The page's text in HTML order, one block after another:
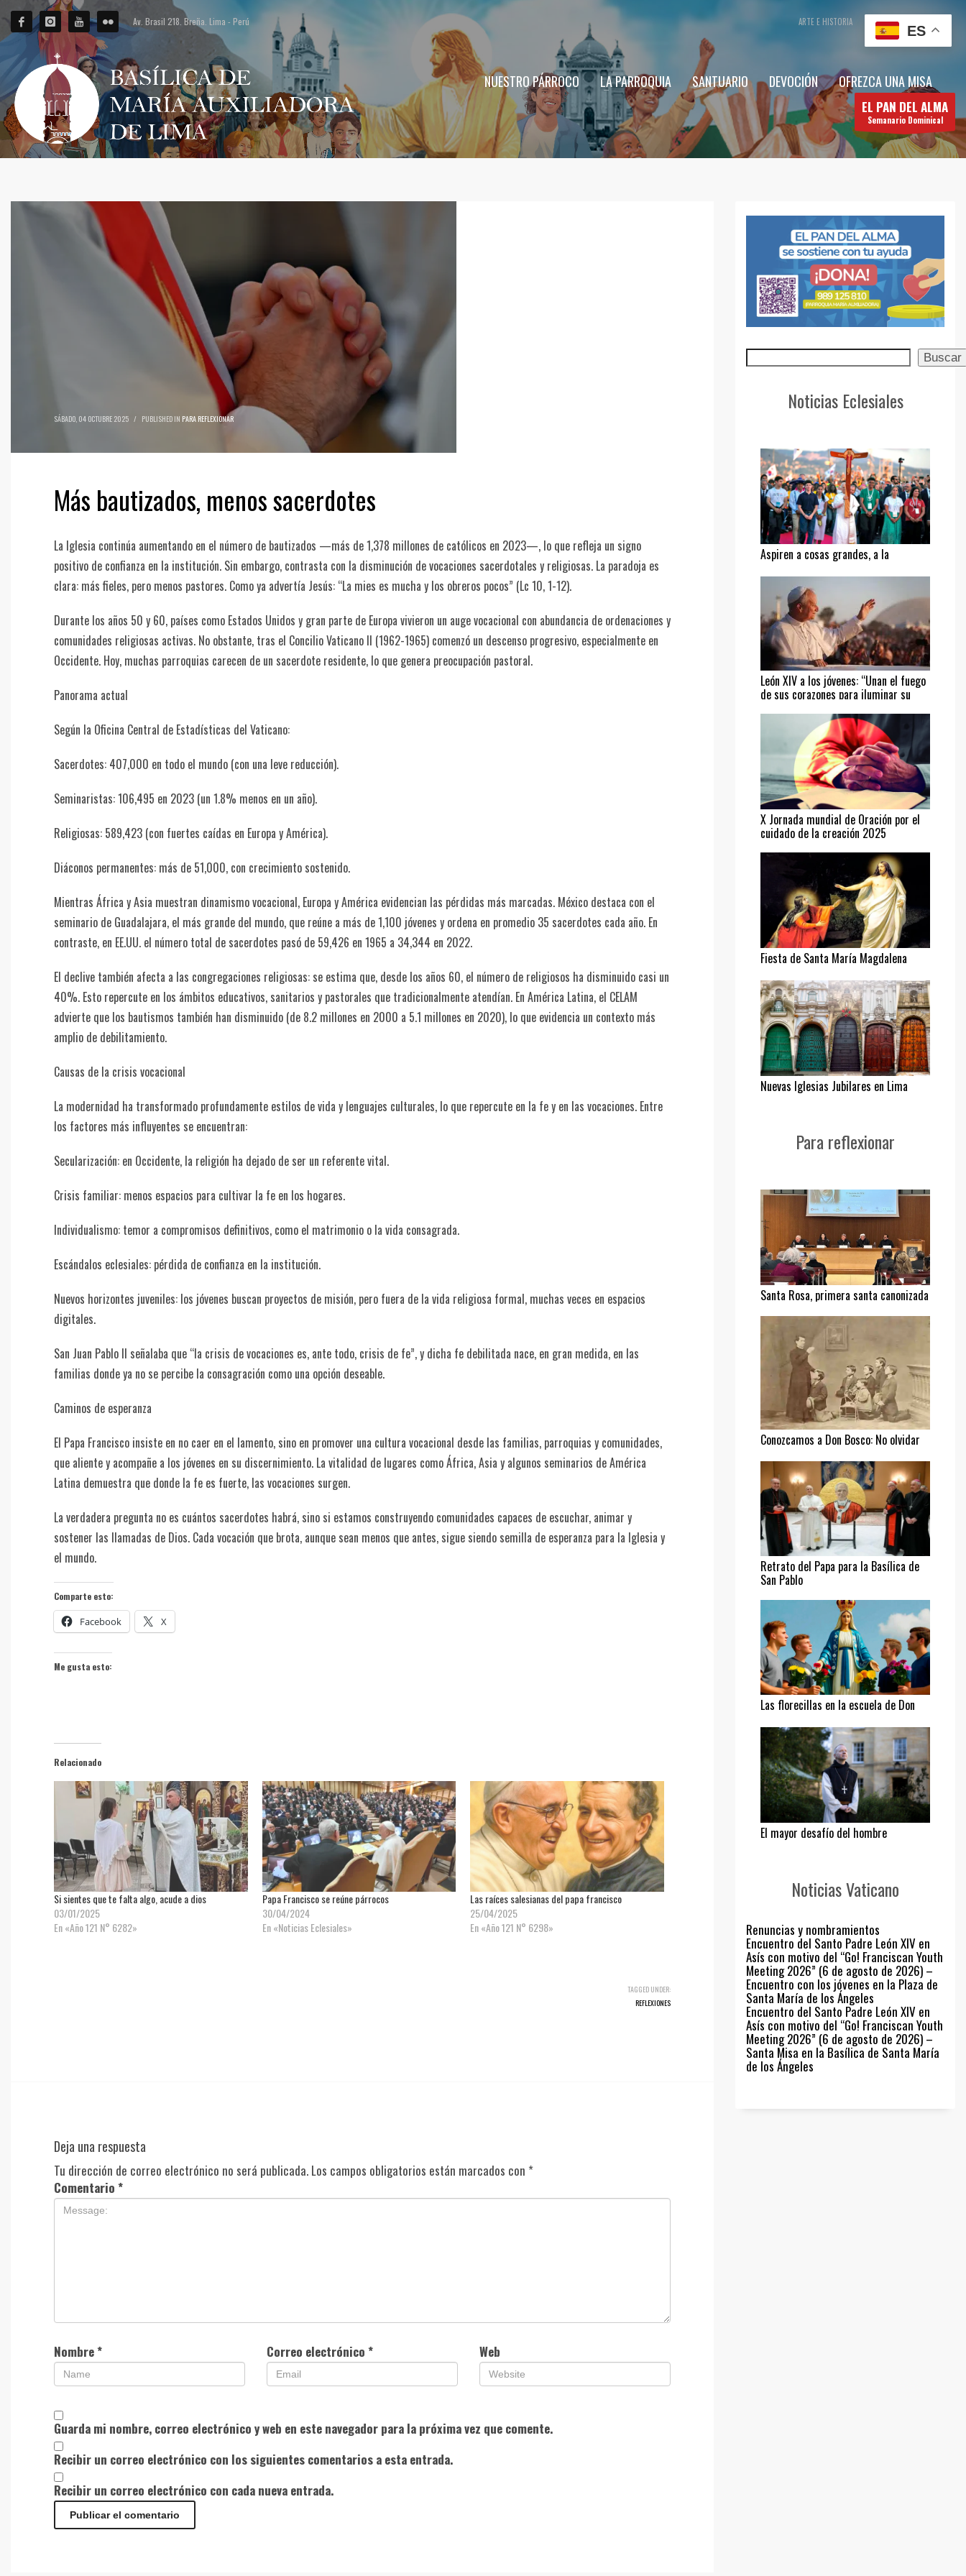
Av. Brasil 218. Breña. Lima - Perú ARTE E HISTORIA CONTÁCTENOS
NUESTRO PÁRROCO LA PARROQUIA SANTUARIO DEVOCIÓN OFREZCA UNA MISA
EL PAN DEL ALMA
Semanario Dominical
SÁBADO, 04 OCTUBRE 2025 / PUBLISHED IN PARA REFLEXIONAR
Más bautizados, menos sacerdotes
La Iglesia continúa aumentando en el número de bautizados —más de 1,378 millones de católicos en 2023—, lo que refleja un signo
positivo de confianza en la institución. Sin embargo, contrasta con la disminución de vocaciones sacerdotales y religiosas. La paradoja es
clara: más fieles, pero menos pastores. Como ya advertía Jesús: “La mies es mucha y los obreros pocos” (Lc 10, 1-12).
Durante los años 50 y 60, países como Estados Unidos y gran parte de Europa vivieron un auge vocacional con abundancia de ordenaciones y
comunidades religiosas activas. No obstante, tras el Concilio Vaticano II (1962-1965) comenzó un descenso progresivo, especialmente en
Occidente. Hoy, muchas parroquias carecen de un sacerdote residente, lo que genera preocupación pastoral.
Panorama actual
Según la Oficina Central de Estadísticas del Vaticano:
Sacerdotes: 407,000 en todo el mundo (con una leve reducción).
Seminaristas: 106,495 en 2023 (un 1.8% menos en un año).
Religiosas: 589,423 (con fuertes caídas en Europa y América).
Diáconos permanentes: más de 51,000, con crecimiento sostenido.
Mientras África y Asia muestran dinamismo vocacional, Europa y América evidencian las pérdidas más marcadas. México destaca con el
seminario de Guadalajara, el más grande del mundo, que reúne a más de 1,100 jóvenes y ordena en promedio 35 sacerdotes cada año. En
contraste, en EE.UU. el número total de sacerdotes pasó de 59,426 en 1965 a 34,344 en 2022.
El declive también afecta a las congregaciones religiosas: se estima que, desde los años 60, el número de religiosos ha disminuido casi un
40%. Esto repercute en los ámbitos educativos, sanitarios y pastorales que tradicionalmente atendían. En América Latina, el CELAM
advierte que los bautismos también han disminuido (de 8.2 millones en 2000 a 5.1 millones en 2020), lo que evidencia un contexto más
amplio de debilitamiento.
Causas de la crisis vocacional
La modernidad ha transformado profundamente estilos de vida y lenguajes culturales, lo que repercute en la fe y en las vocaciones. Entre
los factores más influyentes se encuentran:
Secularización: en Occidente, la religión ha dejado de ser un referente vital.
Crisis familiar: menos espacios para cultivar la fe en los hogares.
Individualismo: temor a compromisos definitivos, como el matrimonio o la vida consagrada.
Escándalos eclesiales: pérdida de confianza en la institución.
Nuevos horizontes juveniles: los jóvenes buscan proyectos de misión, pero fuera de la vida religiosa formal, muchas veces en espacios
digitales.
San Juan Pablo II señalaba que “la crisis de vocaciones es, ante todo, crisis de fe”, y dicha fe debilitada nace, en gran medida, en las
familias donde ya no se percibe la consagración como una opción deseable.
Caminos de esperanza
El Papa Francisco insiste en no caer en el lamento, sino en promover una cultura vocacional desde las familias, parroquias y comunidades,
que aliente y acompañe a los jóvenes en su discernimiento. La vitalidad de lugares como África, Asia y algunos seminarios de América
Latina demuestra que donde la fe es fuerte, las vocaciones surgen.
La verdadera pregunta no es cuántos sacerdotes habrá, sino si estamos construyendo comunidades capaces de escuchar, animar y
sostener las llamadas de Dios. Cada vocación que brota, aunque sean menos que antes, sigue siendo semilla de esperanza para la Iglesia y
el mundo.
Comparte esto:
Facebook X
Me gusta esto:
Relacionado
Si sientes que te falta algo, acude a dios
03/01/2025
En «Año 121 N° 6282»
Papa Francisco se reúne párrocos
30/04/2024
En «Noticias Eclesiales»
Las raíces salesianas del papa francisco
25/04/2025
En «Año 121 N° 6298»
TAGGED UNDER:
REFLEXIONES
Deja una respuesta
Tu dirección de correo electrónico no será publicada. Los campos obligatorios están marcados con *
Comentario *
Nombre* Correo electrónico * Web
Guarda mi nombre, correo electrónico y web en este navegador para la próxima vez que comente.
Recibir un correo electrónico con los siguientes comentarios a esta entrada.
Recibir un correo electrónico con cada nueva entrada.
Buscar Buscar
Noticias Eclesiales
Aspiren a cosas grandes, a la
León XIV a los jóvenes: “Unan el fuego
de sus corazones para iluminar su
X Jornada mundial de Oración por el
cuidado de la creación 2025
Fiesta de Santa María Magdalena
Nuevas Iglesias Jubilares en Lima
Para reflexionar
Santa Rosa, primera santa canonizada
Conozcamos a Don Bosco: No olvidar
Retrato del Papa para la Basílica de
San Pablo
Las florecillas en la escuela de Don
El mayor desafío del hombre
Noticias Vaticano
Renuncias y nombramientos
Encuentro del Santo Padre León XIV en
Asís con motivo del “Go! Franciscan Youth
Meeting 2026” (6 de agosto de 2026) –
Encuentro con los jóvenes en la Plaza de
Santa María de los Ángeles
Encuentro del Santo Padre León XIV en
Asís con motivo del “Go! Franciscan Youth
Meeting 2026” (6 de agosto de 2026) –
Santa Misa en la Basílica de Santa María
de los Ángeles
ES